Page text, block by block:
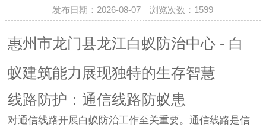
发布日期：2026-08-07 浏览次数： 1599
惠州市龙门县龙江白蚁防治中心 - 白
蚁建筑能力展现独特的生存智慧
线路防护：通信线路防蚁患
对通信线路开展白蚁防治工作至关重要。通信线路是信